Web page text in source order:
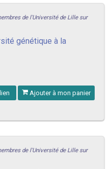
de l'Université de Lille sur
génétique à la
Ajouter à mon panier
de l'Université de Lille sur